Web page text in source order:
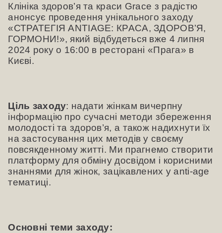
Клініка здоров’я та краси Grace з радістю
анонсує проведення унікального заходу
«СТРАТЕГІЯ ANTIAGE: КРАСА, ЗДОРОВ’Я,
ГОРМОНИ!», який відбудеться вже 4 липня
2024 року о 16:00 в ресторані «Прага» в
Києві.
Ціль заходу: надати жінкам вичерпну
інформацію про сучасні методи збереження
молодості та здоров’я, а також надихнути їх
на застосування цих методів у своєму
повсякденному житті. Ми прагнемо створити
платформу для обміну досвідом і корисними
знаннями для жінок, зацікавлених у anti-age
тематиці.
Основні теми заходу: